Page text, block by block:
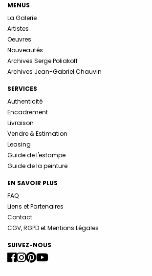
MENUS
La Galerie
Artistes
Oeuvres
Nouveautés
Archives Serge Poliakoff
Archives Jean-Gabriel Chauvin
SERVICES
Authenticité
Encadrement
Livraison
Vendre & Estimation
Leasing
Guide de l'estampe
Guide de la peinture
EN SAVOIR PLUS
FAQ
Liens et Partenaires
Contact
CGV, RGPD et Mentions Légales
SUIVEZ-NOUS